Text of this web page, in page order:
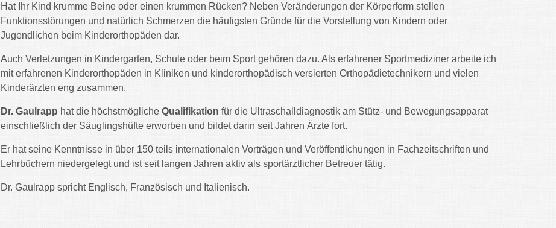
Hat Ihr Kind krumme Beine oder einen krummen Rücken? Neben Veränderungen der Körperform stellen
Funktionsstörungen und natürlich Schmerzen die häufigsten Gründe für die Vorstellung von Kindern oder
Jugendlichen beim Kinderorthopäden dar.
Auch Verletzungen in Kindergarten, Schule oder beim Sport gehören dazu. Als erfahrener Sportmediziner arbeite ich
mit erfahrenen Kinderorthopäden in Kliniken und kinderorthopädisch versierten Orthopädietechnikern und vielen
Kinderärzten eng zusammen.
Dr. Gaulrapp hat die höchstmögliche Qualifikation für die Ultraschalldiagnostik am Stütz- und Bewegungsapparat
einschließlich der Säuglingshüfte erworben und bildet darin seit Jahren Ärzte fort.
Er hat seine Kenntnisse in über 150 teils internationalen Vorträgen und Veröffentlichungen in Fachzeitschriften und
Lehrbüchern niedergelegt und ist seit langen Jahren aktiv als sportärztlicher Betreuer tätig.
Dr. Gaulrapp spricht Englisch, Französisch und Italienisch.